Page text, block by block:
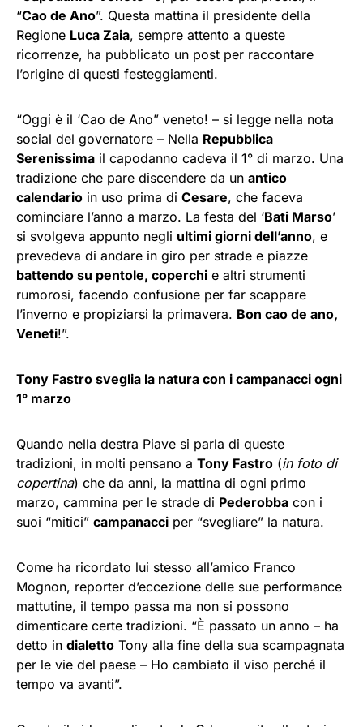
“Cao de Ano”. Questa mattina il presidente della
Regione Luca Zaia, sempre attento a queste
ricorrenze, ha pubblicato un post per raccontare
l’origine di questi festeggiamenti.
“Oggi è il ‘Cao de Ano” veneto! – si legge nella nota
social del governatore – Nella Repubblica
Serenissima il capodanno cadeva il 1° di marzo. Una
tradizione che pare discendere da un antico
calendario in uso prima di Cesare, che faceva
cominciare l’anno a marzo. La festa del ‘Bati Marso’
si svolgeva appunto negli ultimi giorni dell’anno, e
prevedeva di andare in giro per strade e piazze
battendo su pentole, coperchi e altri strumenti
rumorosi, facendo confusione per far scappare
l’inverno e propiziarsi la primavera. Bon cao de ano,
Veneti!”.
Tony Fastro sveglia la natura con i campanacci ogni
1° marzo
Quando nella destra Piave si parla di queste
tradizioni, in molti pensano a Tony Fastro (in foto di
copertina) che da anni, la mattina di ogni primo
marzo, cammina per le strade di Pederobba con i
suoi “mitici” campanacci per “svegliare” la natura.
Come ha ricordato lui stesso all’amico Franco
Mognon, reporter d’eccezione delle sue performance
mattutine, il tempo passa ma non si possono
dimenticare certe tradizioni. “È passato un anno – ha
detto in dialetto Tony alla fine della sua scampagnata
per le vie del paese – Ho cambiato il viso perché il
tempo va avanti”.